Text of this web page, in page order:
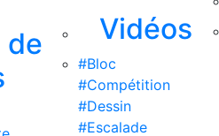
de
Vidéos
#Bloc
#Compétition
#Dessin
#Escalade